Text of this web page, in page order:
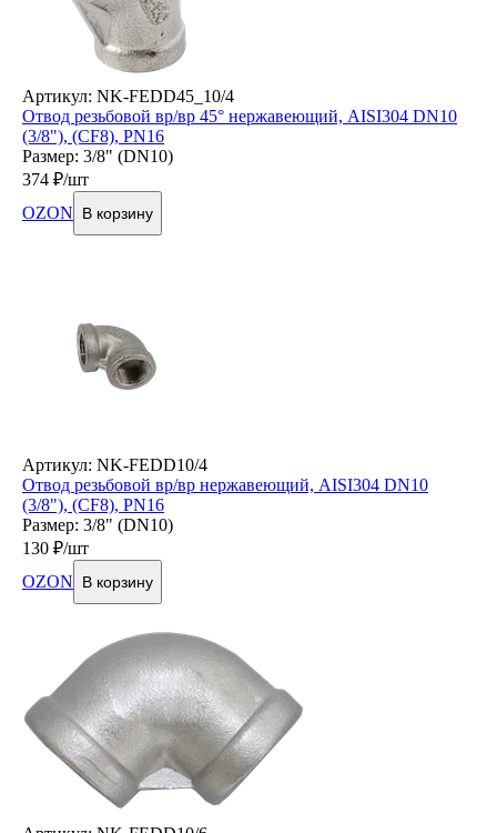
Артикул: NK-FEDD45_10/4
Отвод резьбовой вр/вр 45° нержавеющий, AISI304 DN10
(3/8"), (CF8), PN16
Размер: 3/8" (DN10)
374 ₽/шт
OZON
В корзину
Артикул: NK-FEDD10/4
Отвод резьбовой вр/вр нержавеющий, AISI304 DN10
(3/8"), (CF8), PN16
Размер: 3/8" (DN10)
130 ₽/шт
OZON
В корзину